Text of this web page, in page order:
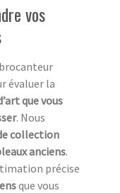
vos
évaluer la
que vous
. Nous
collection
anciens.
précise
que vous